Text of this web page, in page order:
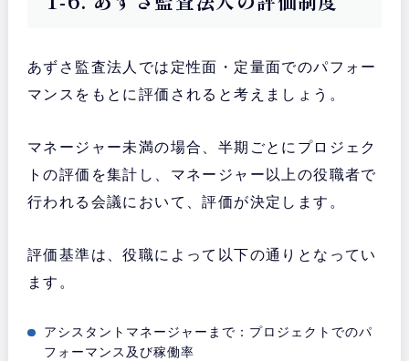
あずさ監査法人では定性面・定量面でのパフォー
マンスをもとに評価されると考えましょう。
マネージャー未満の場合、半期ごとにプロジェク
トの評価を集計し、マネージャー以上の役職者で
行われる会議において、評価が決定します。
評価基準は、役職によって以下の通りとなってい
ます。
アシスタントマネージャーまで：プロジェクトでのパ
フォーマンス及び稼働率